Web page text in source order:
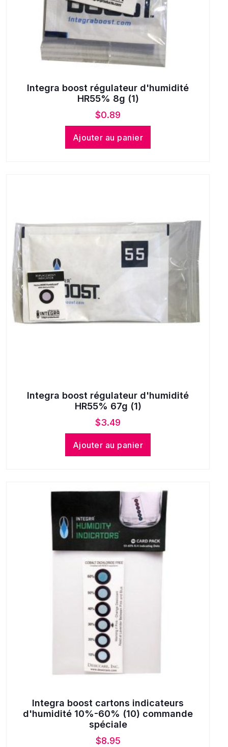
Integra boost régulateur d'humidité
HR55% 8g (1)
$0.89
Ajouter au panier
Integra boost régulateur d'humidité
HR55% 67g (1)
$3.49
Ajouter au panier
Integra boost cartons indicateurs
d'humidité 10%-60% (10) commande
spéciale
$8.95